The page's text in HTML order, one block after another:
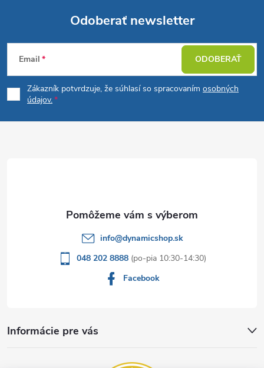
Z
á
p
Odoberať newsletter
Email
Zákazník potvrdzuje, že súhlasí so spracovaním osobných
údajov.
ODOBERAŤ
Informácie pre vás
info@dynamicshop.sk
048 202 8888
Facebook